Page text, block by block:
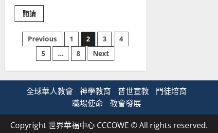
閱讀Read
more
沙
巴
衛
理
公
宣
教
路
厚
武
文
分
Previous 1 2 3
4
5
... 8 Next
全球華人教會 神學教育 普世宣教
門徒培育
職場使命
教會發展
Copyright 世界華福中心 CCCOWE © All rights reserved.